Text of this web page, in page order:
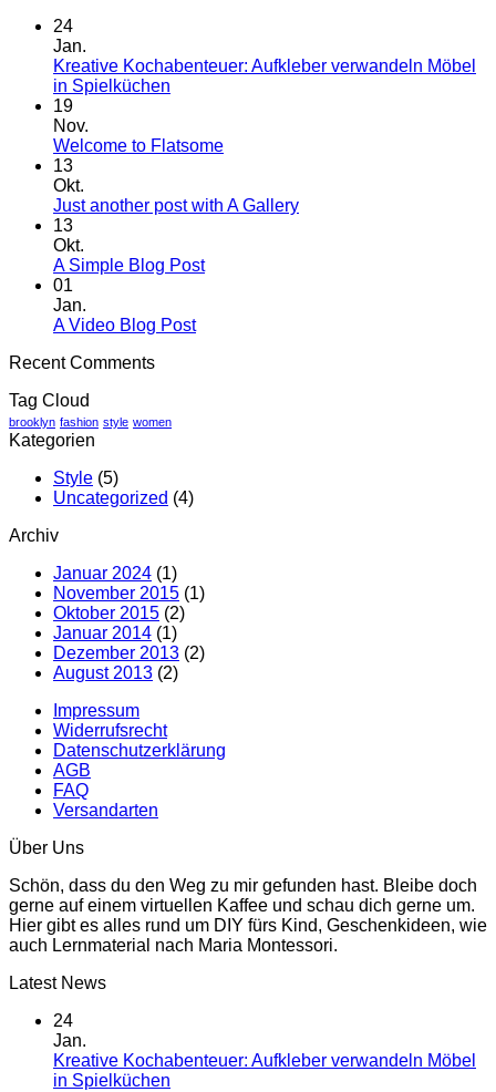
24
Jan.
Kreative Kochabenteuer: Aufkleber verwandeln Möbel
in Spielküchen
19
Nov.
Welcome to Flatsome
13
Okt.
Just another post with A Gallery
13
Okt.
A Simple Blog Post
01
Jan.
A Video Blog Post
Recent Comments
Tag Cloud
brooklyn fashion style women
Kategorien
Style (5)
Uncategorized (4)
Archiv
Januar 2024 (1)
November 2015 (1)
Oktober 2015 (2)
Januar 2014 (1)
Dezember 2013 (2)
August 2013 (2)
Impressum
Widerrufsrecht
Datenschutzerklärung
AGB
FAQ
Versandarten
Über Uns
Schön, dass du den Weg zu mir gefunden hast. Bleibe doch
gerne auf einem virtuellen Kaffee und schau dich gerne um.
Hier gibt es alles rund um DIY fürs Kind, Geschenkideen, wie
auch Lernmaterial nach Maria Montessori.
Latest News
24
Jan.
Kreative Kochabenteuer: Aufkleber verwandeln Möbel
in Spielküchen